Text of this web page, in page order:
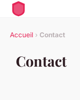
Accueil › Contact
Contact